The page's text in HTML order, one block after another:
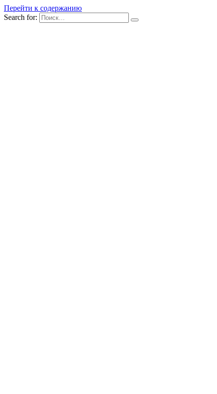
Перейти к содержанию
Search for: